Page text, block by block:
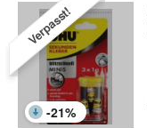
Verpasst!
-21%